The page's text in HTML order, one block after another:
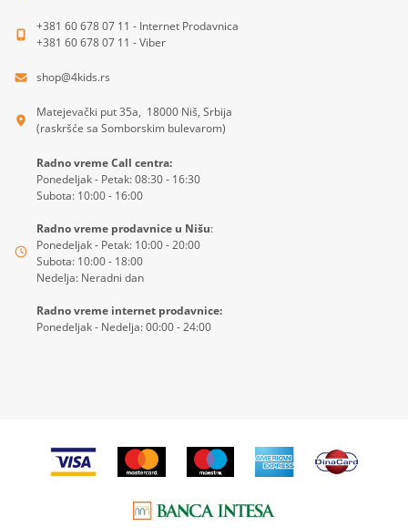
+381 60 678 07 11 - Internet Prodavnica
+381 60 678 07 11 - Viber
shop@4kids.rs
Matejevački put 35a, 18000 Niš, Srbija
(raskršće sa Somborskim bulevarom)
Radno vreme Call centra:
Ponedeljak - Petak: 08:30 - 16:30
Subota: 10:00 - 16:00
Radno vreme prodavnice u Nišu:
Ponedeljak - Petak: 10:00 - 20:00
Subota: 10:00 - 18:00
Nedelja: Neradni dan
Radno vreme internet prodavnice:
Ponedeljak - Nedelja: 00:00 - 24:00